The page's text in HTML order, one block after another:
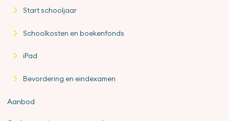
Start schooljaar
Schoolkosten en boekenfonds
iPad
Bevordering en eindexamen
Aanbod